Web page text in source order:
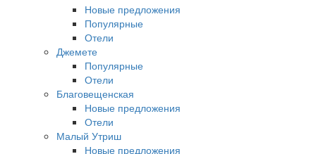
Новые предложения
Популярные
Отели
Джемете
Популярные
Отели
Благовещенская
Новые предложения
Отели
Малый Утриш
Новые предложения